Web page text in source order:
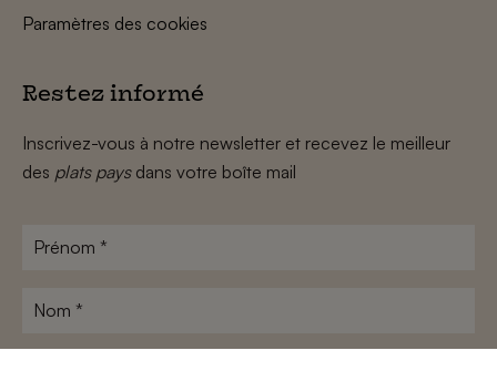
Paramètres des cookies
Restez informé
Inscrivez-vous à notre newsletter et recevez le meilleur
des plats paysdans votre boîte mail
Prénom
Nom